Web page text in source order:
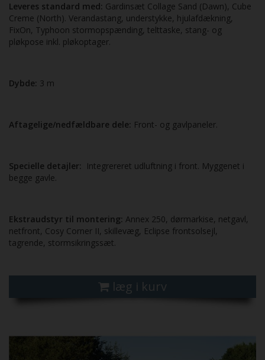
Leveres standard med: Gardinsæt Collage Sand (Dawn), Cube
Creme (North). Verandastang, understykke, hjulafdækning,
FixOn, Typhoon stormopspænding, telttaske, stang- og
pløkpose inkl. pløkoptager.
Dybde: 3 m
Aftagelige/nedfældbare dele: Front- og gavlpaneler.
Specielle detajler:
Integrereret udluftning i front. Myggenet i
begge gavle.
Ekstraudstyr til montering: Annex 250, dørmarkise, netgavl,
netfront, Cosy Corner II, skille­væg, Eclipse frontsolsejl,
tagrende, stormsikringssæt.
læg i kurv